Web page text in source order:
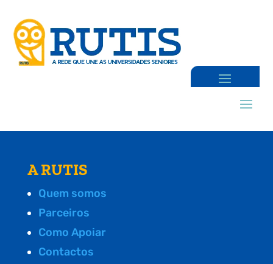
A RUTIS
Quem somos
Parceiros
Como Apoiar
Contactos